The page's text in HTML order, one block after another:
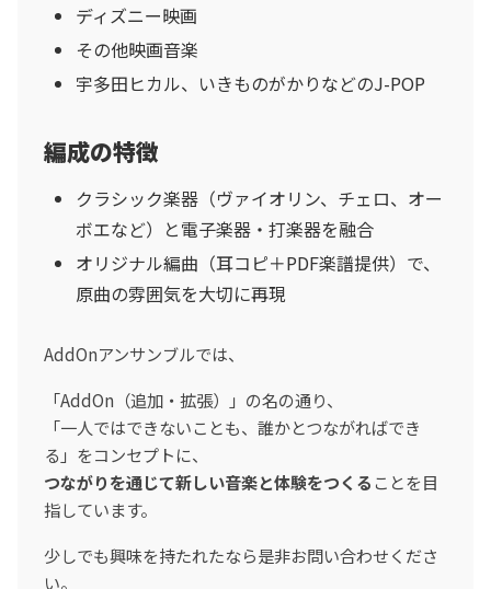
ディズニー映画
その他映画音楽
宇多田ヒカル、いきものがかりなどのJ-POP
編成の特徴
クラシック楽器（ヴァイオリン、チェロ、オー
ボエなど）と電子楽器・打楽器を融合
オリジナル編曲（耳コピ＋PDF楽譜提供）で、
原曲の雰囲気を大切に再現
AddOnアンサンブルでは、
「AddOn（追加・拡張）」の名の通り、
「一人ではできないことも、誰かとつながればでき
る」をコンセプトに、
つながりを通じて新しい音楽と体験をつくる ことを目
指しています。
少しでも興味を持たれたなら是非お問い合わせくださ
い。